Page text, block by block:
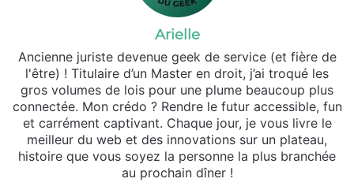
Arielle
Ancienne juriste devenue geek de service (et fière de
l'être) ! Titulaire d’un Master en droit, j’ai troqué les
gros volumes de lois pour une plume beaucoup plus
connectée. Mon crédo ? Rendre le futur accessible, fun
et carrément captivant. Chaque jour, je vous livre le
meilleur du web et des innovations sur un plateau,
histoire que vous soyez la personne la plus branchée
au prochain dîner !